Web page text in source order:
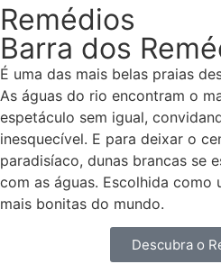
Remédios
Barra dos
É uma das mais belas praias
As águas do rio encontram o
espetáculo sem igual,
inesquecível. E para deixar o
paradisíaco, dunas brancas se
com as águas. Escolhida como
mais bonitas do mundo.
Descubra o